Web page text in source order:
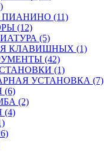
(11)
(12)
(5)
КЛАВИШНЫХ (1)
(42)
(1)
УСТАНОВКА (7)
(6)
(2)
(4)